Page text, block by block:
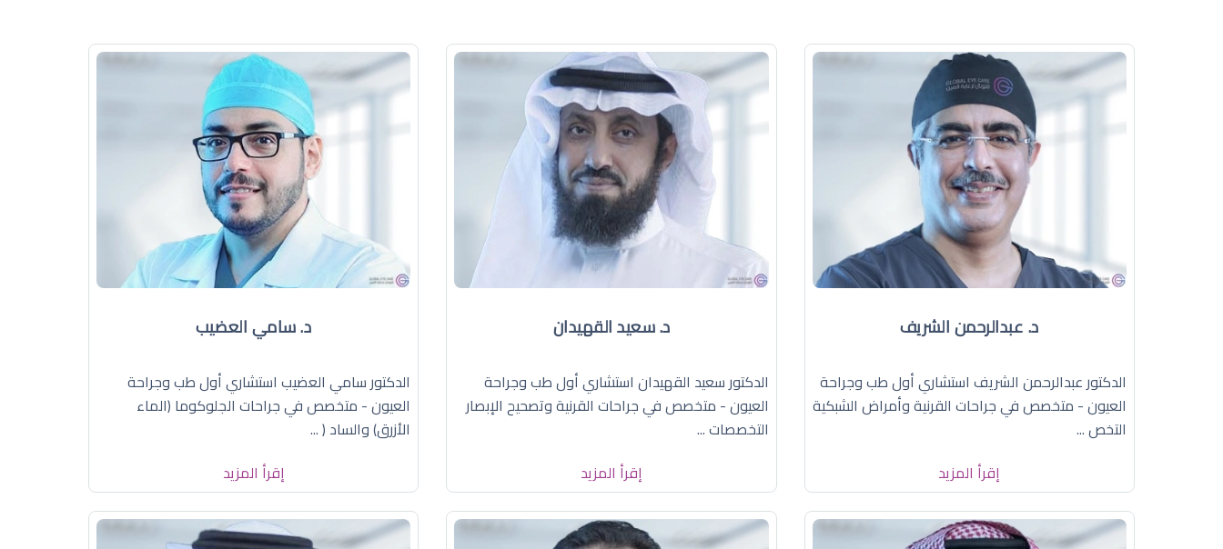
د. عبدالرحمن الشريف
الدكتور عبدالرحمن الشريف استشاري أول طب وجراحة
العيون - متخصص في جراحات القرنية وأمراض الشبكية
التخص ...
إقرأ المزيد
د. سعيد القهيدان
الدكتور سعيد القهيدان استشاري أول طب وجراحة
العيون - متخصص في جراحات القرنية وتصحيح الإبصار
التخصصات ...
إقرأ المزيد
د. سامي العضيب
الدكتور سامي العضيب استشاري أول طب وجراحة
العيون - متخصص في جراحات الجلوكوما (الماء
الأزرق) والساد ( ...
إقرأ المزيد